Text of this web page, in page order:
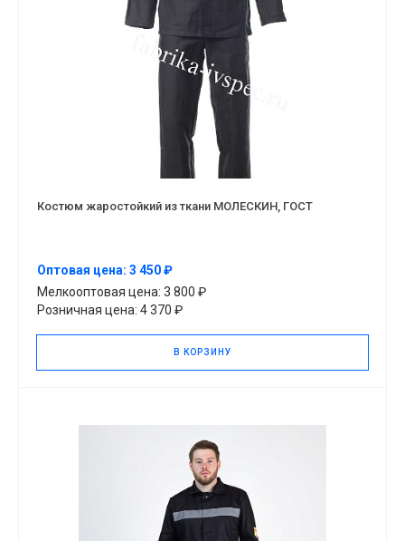
Костюм жаростойкий из ткани МОЛЕСКИН, ГОСТ
Оптовая цена: 3 450 ₽
Мелкооптовая цена: 3 800 ₽
Розничная цена: 4 370 ₽
В КОРЗИНУ